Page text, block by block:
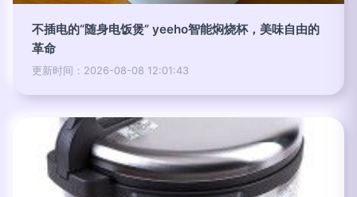
不插电的“随身电饭煲” yeeho智能焖烧杯，美味自由的
革命
更新时间：2026-08-08 12:01:43